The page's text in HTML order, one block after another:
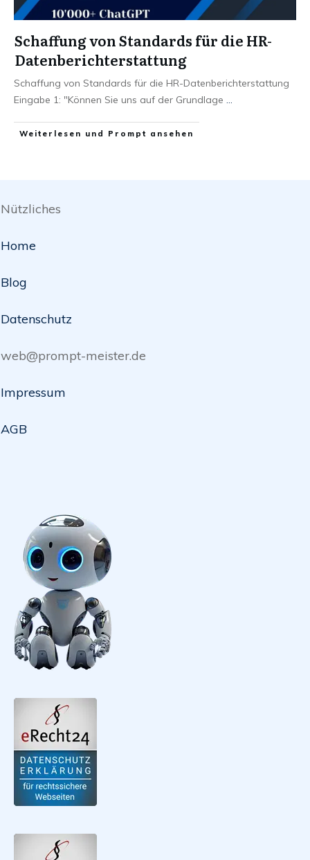
Schaffung von Standards für die HR-
Datenberichterstattung
Schaffung von Standards für die HR-Datenberichterstattung
Eingabe 1: "Können Sie uns auf der Grundlage ...
Weiterlesen und Prompt ansehen
Nützliches
Home
Blog
Datenschutz
web@prompt-meister.de
Impressum
AGB